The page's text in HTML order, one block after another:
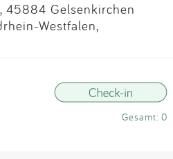
45884 Gelsenkirchen
Westfalen,
Gesamt: 0